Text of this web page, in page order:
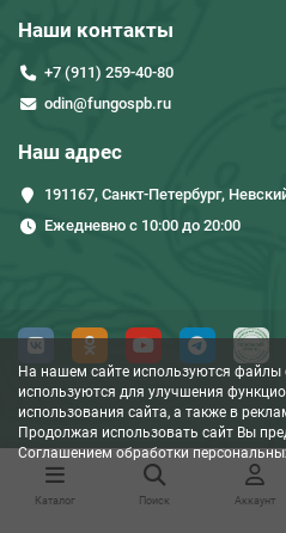
На нашем сайте используются файлы
используются для улучшения
использования сайта, а также в
Продолжая использовать сайт Вы
Соглашением обработки
Наши контакты
+7 (911) 259-40-80
odin@fungospb.ru
Наш адрес
191167, Санкт-Петербург,
Ежедневно с 10:00 до 20:00
Каталог Поиск Аккаунт